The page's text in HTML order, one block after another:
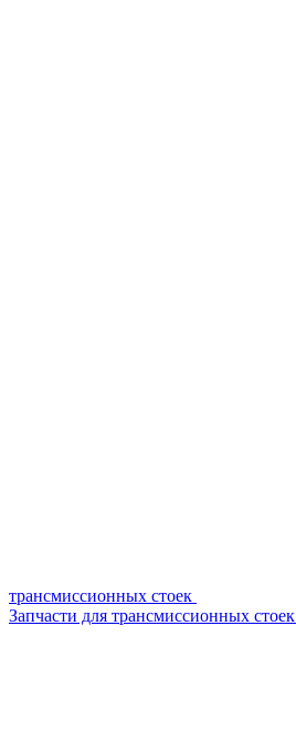
трансмиссионных стоек
Запчасти для трансмиссионных стоек